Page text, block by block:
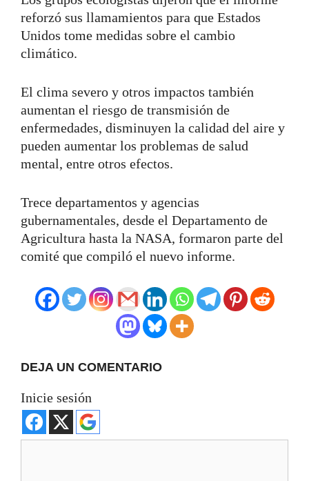
reforzó sus llamamientos para que Estados
Unidos tome medidas sobre el cambio
climático.
El clima severo y otros impactos también
aumentan el riesgo de transmisión de
enfermedades, disminuyen la calidad del aire y
pueden aumentar los problemas de salud
mental, entre otros efectos.
Trece departamentos y agencias
gubernamentales, desde el Departamento de
Agricultura hasta la NASA, formaron parte del
comité que compiló el nuevo informe.
DEJA UN COMENTARIO
Inicie sesión